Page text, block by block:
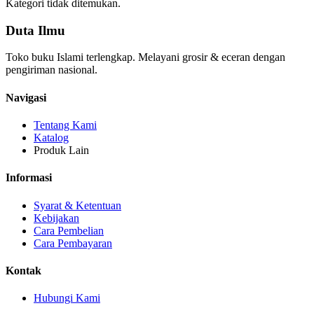
Kategori tidak ditemukan.
Duta Ilmu
Toko buku Islami terlengkap. Melayani grosir & eceran dengan
pengiriman nasional.
Navigasi
Tentang Kami
Katalog
Produk Lain
Informasi
Syarat & Ketentuan
Kebijakan
Cara Pembelian
Cara Pembayaran
Kontak
Hubungi Kami